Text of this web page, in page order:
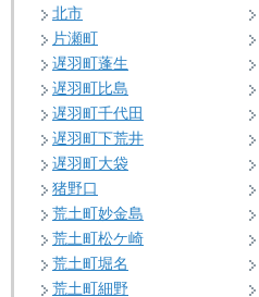
北市
片瀬町
遅羽町蓬生
遅羽町比島
遅羽町千代田
遅羽町下荒井
遅羽町大袋
猪野口
荒土町妙金島
荒土町松ケ崎
荒土町堀名
荒土町細野